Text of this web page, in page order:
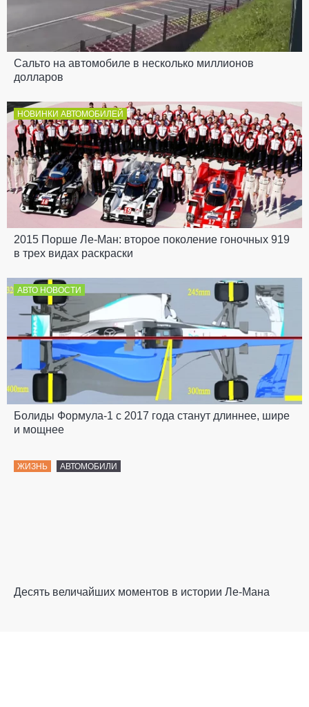
Сальто на автомобиле в несколько миллионов
долларов
НОВИНКИ АВТОМОБИЛЕЙ
2015 Порше Ле-Ман: второе поколение гоночных 919
в трех видах раскраски
АВТО НОВОСТИ
Болиды Формула-1 с 2017 года станут длиннее, шире
и мощнее
ЖИЗНЬ АВТОМОБИЛИ
Десять величайших моментов в истории Ле-Мана